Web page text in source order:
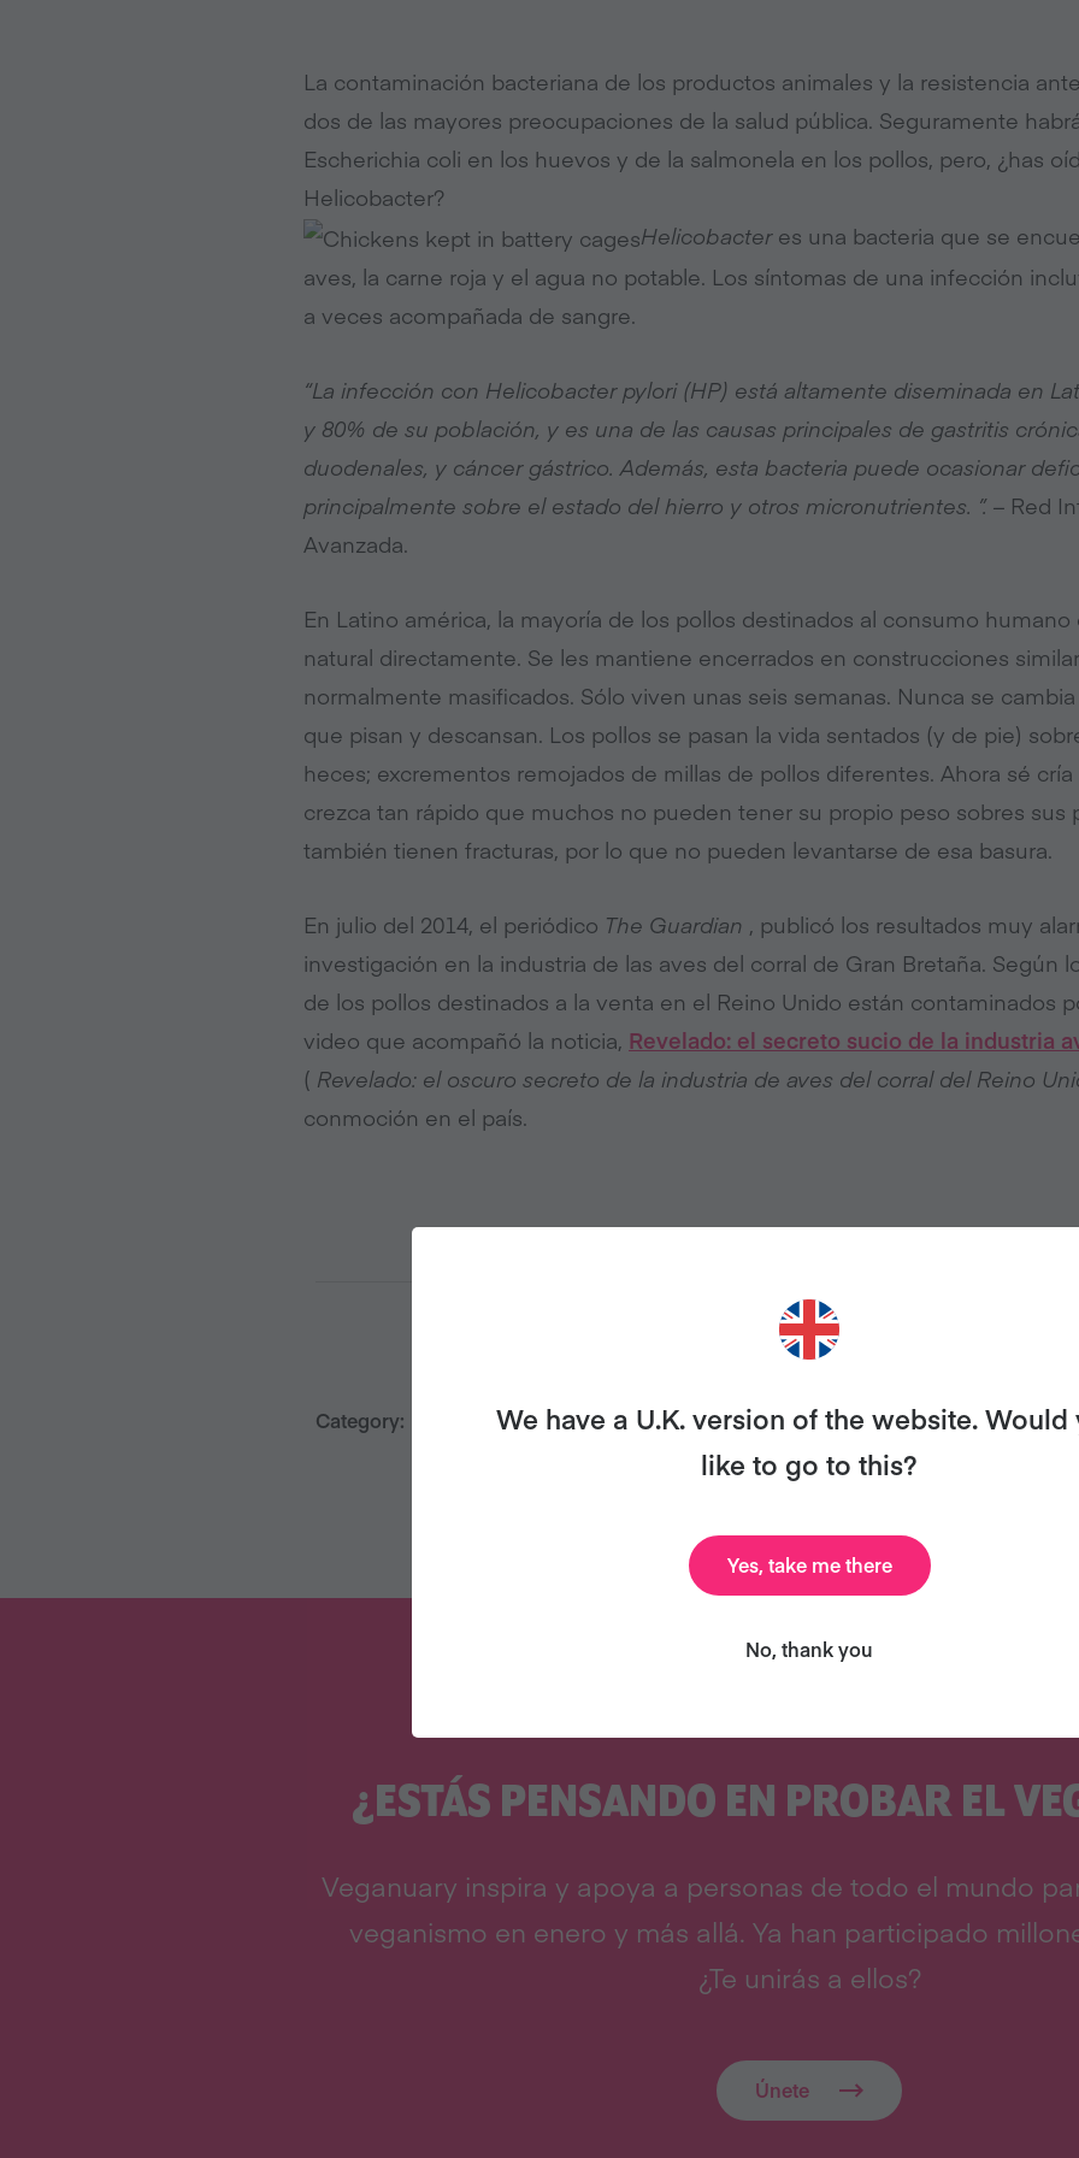
La contaminación bacteriana de los productos animales y la resistencia
dos de las mayores preocupaciones de la salud pública. Seguramente
Escherichia coli en los huevos y de la salmonela en los pollos, pero, ¿has
Helicobacter?
Helicobacteres una bacteria que se
aves, la carne roja y el agua no potable. Los síntomas de una infección
a veces acompañada de sangre.
“La infección con Helicobacter pylori (HP) está altamente diseminada en
y 80% de su población, y es una de las causas principales de gastritis
duodenales, y cáncer gástrico. Además, esta bacteria puede ocasionar
principalmente sobre el estado del hierro y otros micronutrientes. ”. – Red
Avanzada.
En Latino américa, la mayoría de los pollos destinados al consumo
natural directamente. Se les mantiene encerrados en construcciones
normalmente masificados. Sólo viven unas seis semanas. Nunca se
que pisan y descansan. Los pollos se pasan la vida sentados (y de pie)
heces; excrementos remojados de millas de pollos diferentes. Ahora sé
crezca tan rápido que muchos no pueden tener su propio peso sobres sus
también tienen fracturas, por lo que no pueden levantarse de esa basura.
En julio del 2014, el periódico The Guardian , publicó los resultados muy
investigación en la industria de las aves del corral de Gran Bretaña. Según
de los pollos destinados a la venta en el Reino Unido están contaminados
video que acompañó la noticia, Revelado: el secreto sucio de la industria
( Revelado: el oscuro secreto de la industria de aves del corral del Reino
conmoción en el país.
Category:
¿ESTÁS PENSANDO EN PROBAR EL
Veganuary inspira y apoya a personas de todo el mundo
veganismo en enero y más allá. Ya han participado
¿Te unirás a ellos?
Únete
We have a U.K. version of the website. Would
like to go to this?
Yes, take me there
No, thank you